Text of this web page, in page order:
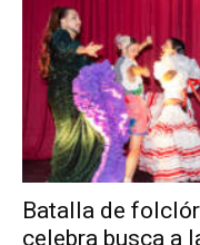
Batalla de
celebra busca a